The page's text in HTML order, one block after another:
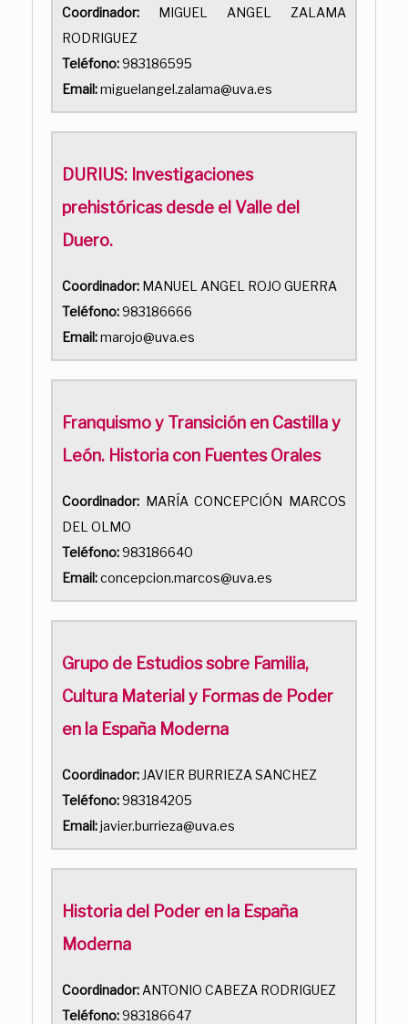
Coordinador: MIGUEL ANGEL ZALAMA
RODRIGUEZ
Teléfono:983186595
Email:miguelangel.zalama@uva.es
DURIUS: Investigaciones
prehistóricas desde el Valle del
Duero.
Coordinador: MANUEL ANGEL ROJO GUERRA
Teléfono:983186666
Email:marojo@uva.es
Franquismo y Transición en Castilla y
León. Historia con Fuentes Orales
Coordinador: MARÍA CONCEPCIÓN MARCOS
DEL OLMO
Teléfono:983186640
Email:concepcion.marcos@uva.es
Grupo de Estudios sobre Familia,
Cultura Material y Formas de Poder
en la España Moderna
Coordinador: JAVIER BURRIEZA SANCHEZ
Teléfono:983184205
Email:javier.burrieza@uva.es
Historia del Poder en la España
Moderna
Coordinador: ANTONIO CABEZA RODRIGUEZ
Teléfono:983186647